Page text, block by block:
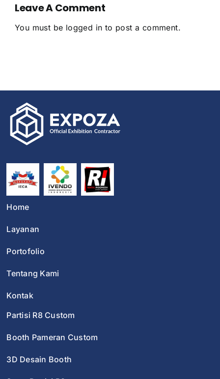
Leave A Comment
You must be logged in to post a comment.
Home
Layanan
Portofolio
Tentang Kami
Kontak
Partisi R8 Custom
Booth Pameran Custom
3D Desain Booth